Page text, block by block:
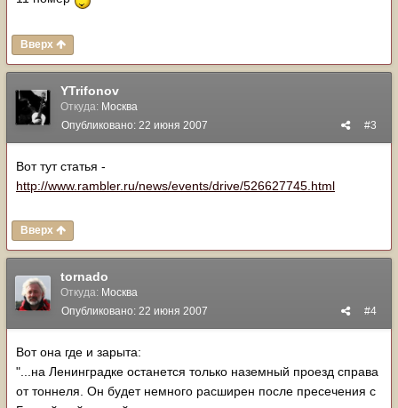
Вверх
YTrifonov
Откуда: Москва
#3
Опубликовано: 22 июня 2007
Вот тут статья -
http://www.rambler.ru/news/events/drive/526627745.html
Вверх
tornado
Откуда: Москва
#4
Опубликовано: 22 июня 2007
Вот она где и зарыта:
"...на Ленинградке останется только наземный проезд справа
от тоннеля. Он будет немного расширен после пресечения с